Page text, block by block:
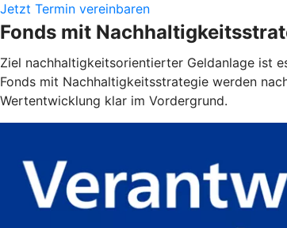
Jetzt Termin vereinbaren
Fonds mit
Ziel nachhaltigkeitsorientierter Geldanlage ist
Fonds mit Nachhaltigkeitsstrategie werden
Wertentwicklung klar im Vordergrund.